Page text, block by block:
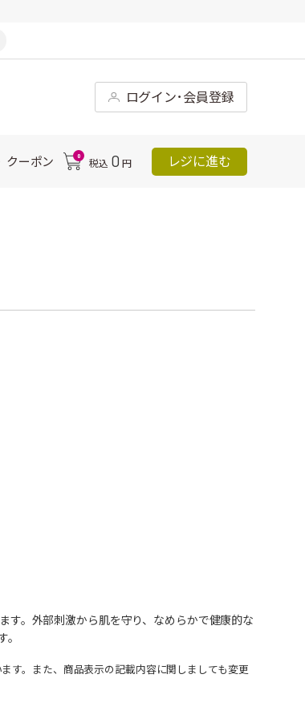
ログイン･会員登録
クーポン 0
税込 0 円 レジに進む
す。外部刺激から肌を守り、なめらかで健康的な
す。また、商品表示の記載内容に関しましても変更